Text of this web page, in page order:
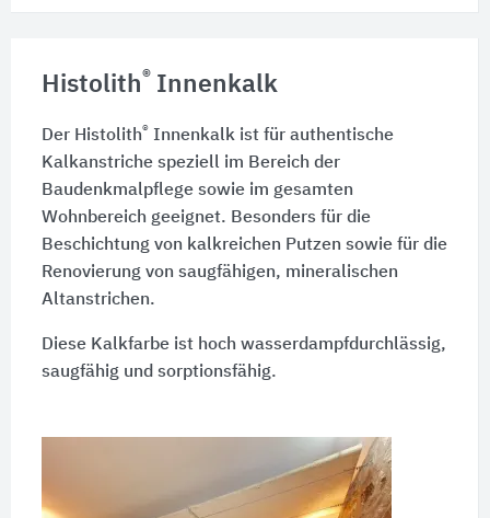
Histolith® Innenkalk
Der Histolith® Innenkalk ist für authentische
Kalkanstriche speziell im Bereich der
Baudenkmalpflege sowie im gesamten
Wohnbereich geeignet. Besonders für die
Beschichtung von kalkreichen Putzen sowie für die
Renovierung von saugfähigen, mineralischen
Altanstrichen.
Diese Kalkfarbe ist hoch wasserdampfdurchlässig,
saugfähig und sorptionsfähig.